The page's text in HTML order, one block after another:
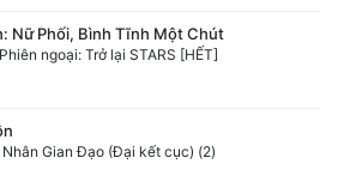
Nữ Phối, Bình Tĩnh Một Chút
ngoại: Trở lại STARS [HẾT]
Gian Đạo (Đại kết cục) (2)